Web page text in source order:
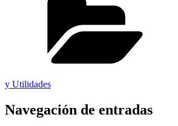
y Utilidades
Navegación de entradas